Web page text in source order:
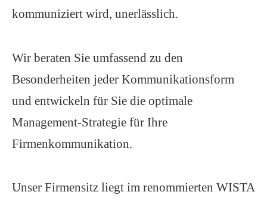
kommuniziert wird, unerlässlich.
Wir beraten Sie umfassend zu den
Besonderheiten jeder Kommunikationsform
und entwickeln für Sie die optimale
Management-Strategie für Ihre
Firmenkommunikation.
Unser Firmensitz liegt im renommierten WISTA